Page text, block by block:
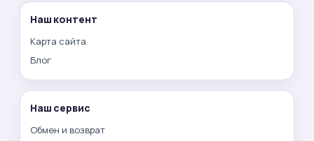
Наш контент
Карта сайта
Блог
Наш сервис
Обмен и возврат